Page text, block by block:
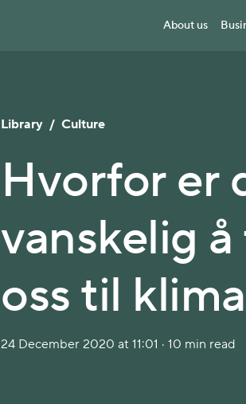
About us
Library / Culture
Hvorfor er
vanskelig
oss til
24 December 2020 at 11:01 · 10 min read